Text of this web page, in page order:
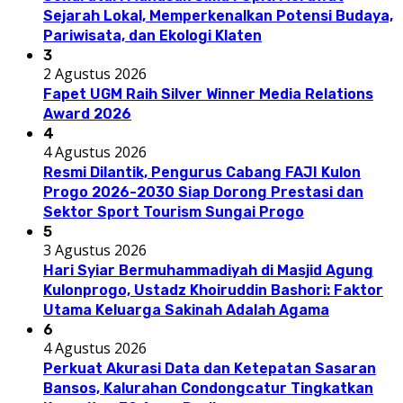
Sejarah Lokal, Memperkenalkan Potensi Budaya,
Pariwisata, dan Ekologi Klaten
3
2 Agustus 2026
Fapet UGM Raih Silver Winner Media Relations
Award 2026
4
4 Agustus 2026
Resmi Dilantik, Pengurus Cabang FAJI Kulon
Progo 2026-2030 Siap Dorong Prestasi dan
Sektor Sport Tourism Sungai Progo
5
3 Agustus 2026
Hari Syiar Bermuhammadiyah di Masjid Agung
Kulonprogo, Ustadz Khoiruddin Bashori: Faktor
Utama Keluarga Sakinah Adalah Agama
6
4 Agustus 2026
Perkuat Akurasi Data dan Ketepatan Sasaran
Bansos, Kalurahan Condongcatur Tingkatkan